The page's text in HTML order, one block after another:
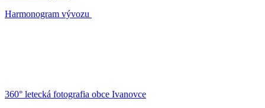
Harmonogram vývozu
360° letecká fotografia obce Ivanovce